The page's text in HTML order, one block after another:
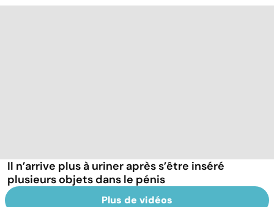
Il n’arrive plus à uriner après s’être inséré
plusieurs objets dans le pénis
Plus de vidéos